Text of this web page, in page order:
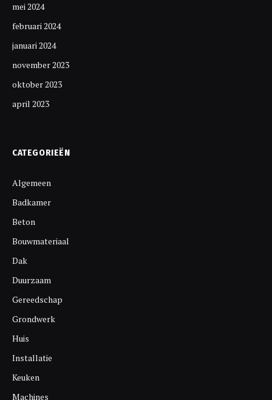
mei 2024
februari 2024
januari 2024
november 2023
oktober 2023
april 2023
CATEGORIEËN
Algemeen
Badkamer
Beton
Bouwmateriaal
Dak
Duurzaam
Gereedschap
Grondwerk
Huis
Installatie
Keuken
Machines